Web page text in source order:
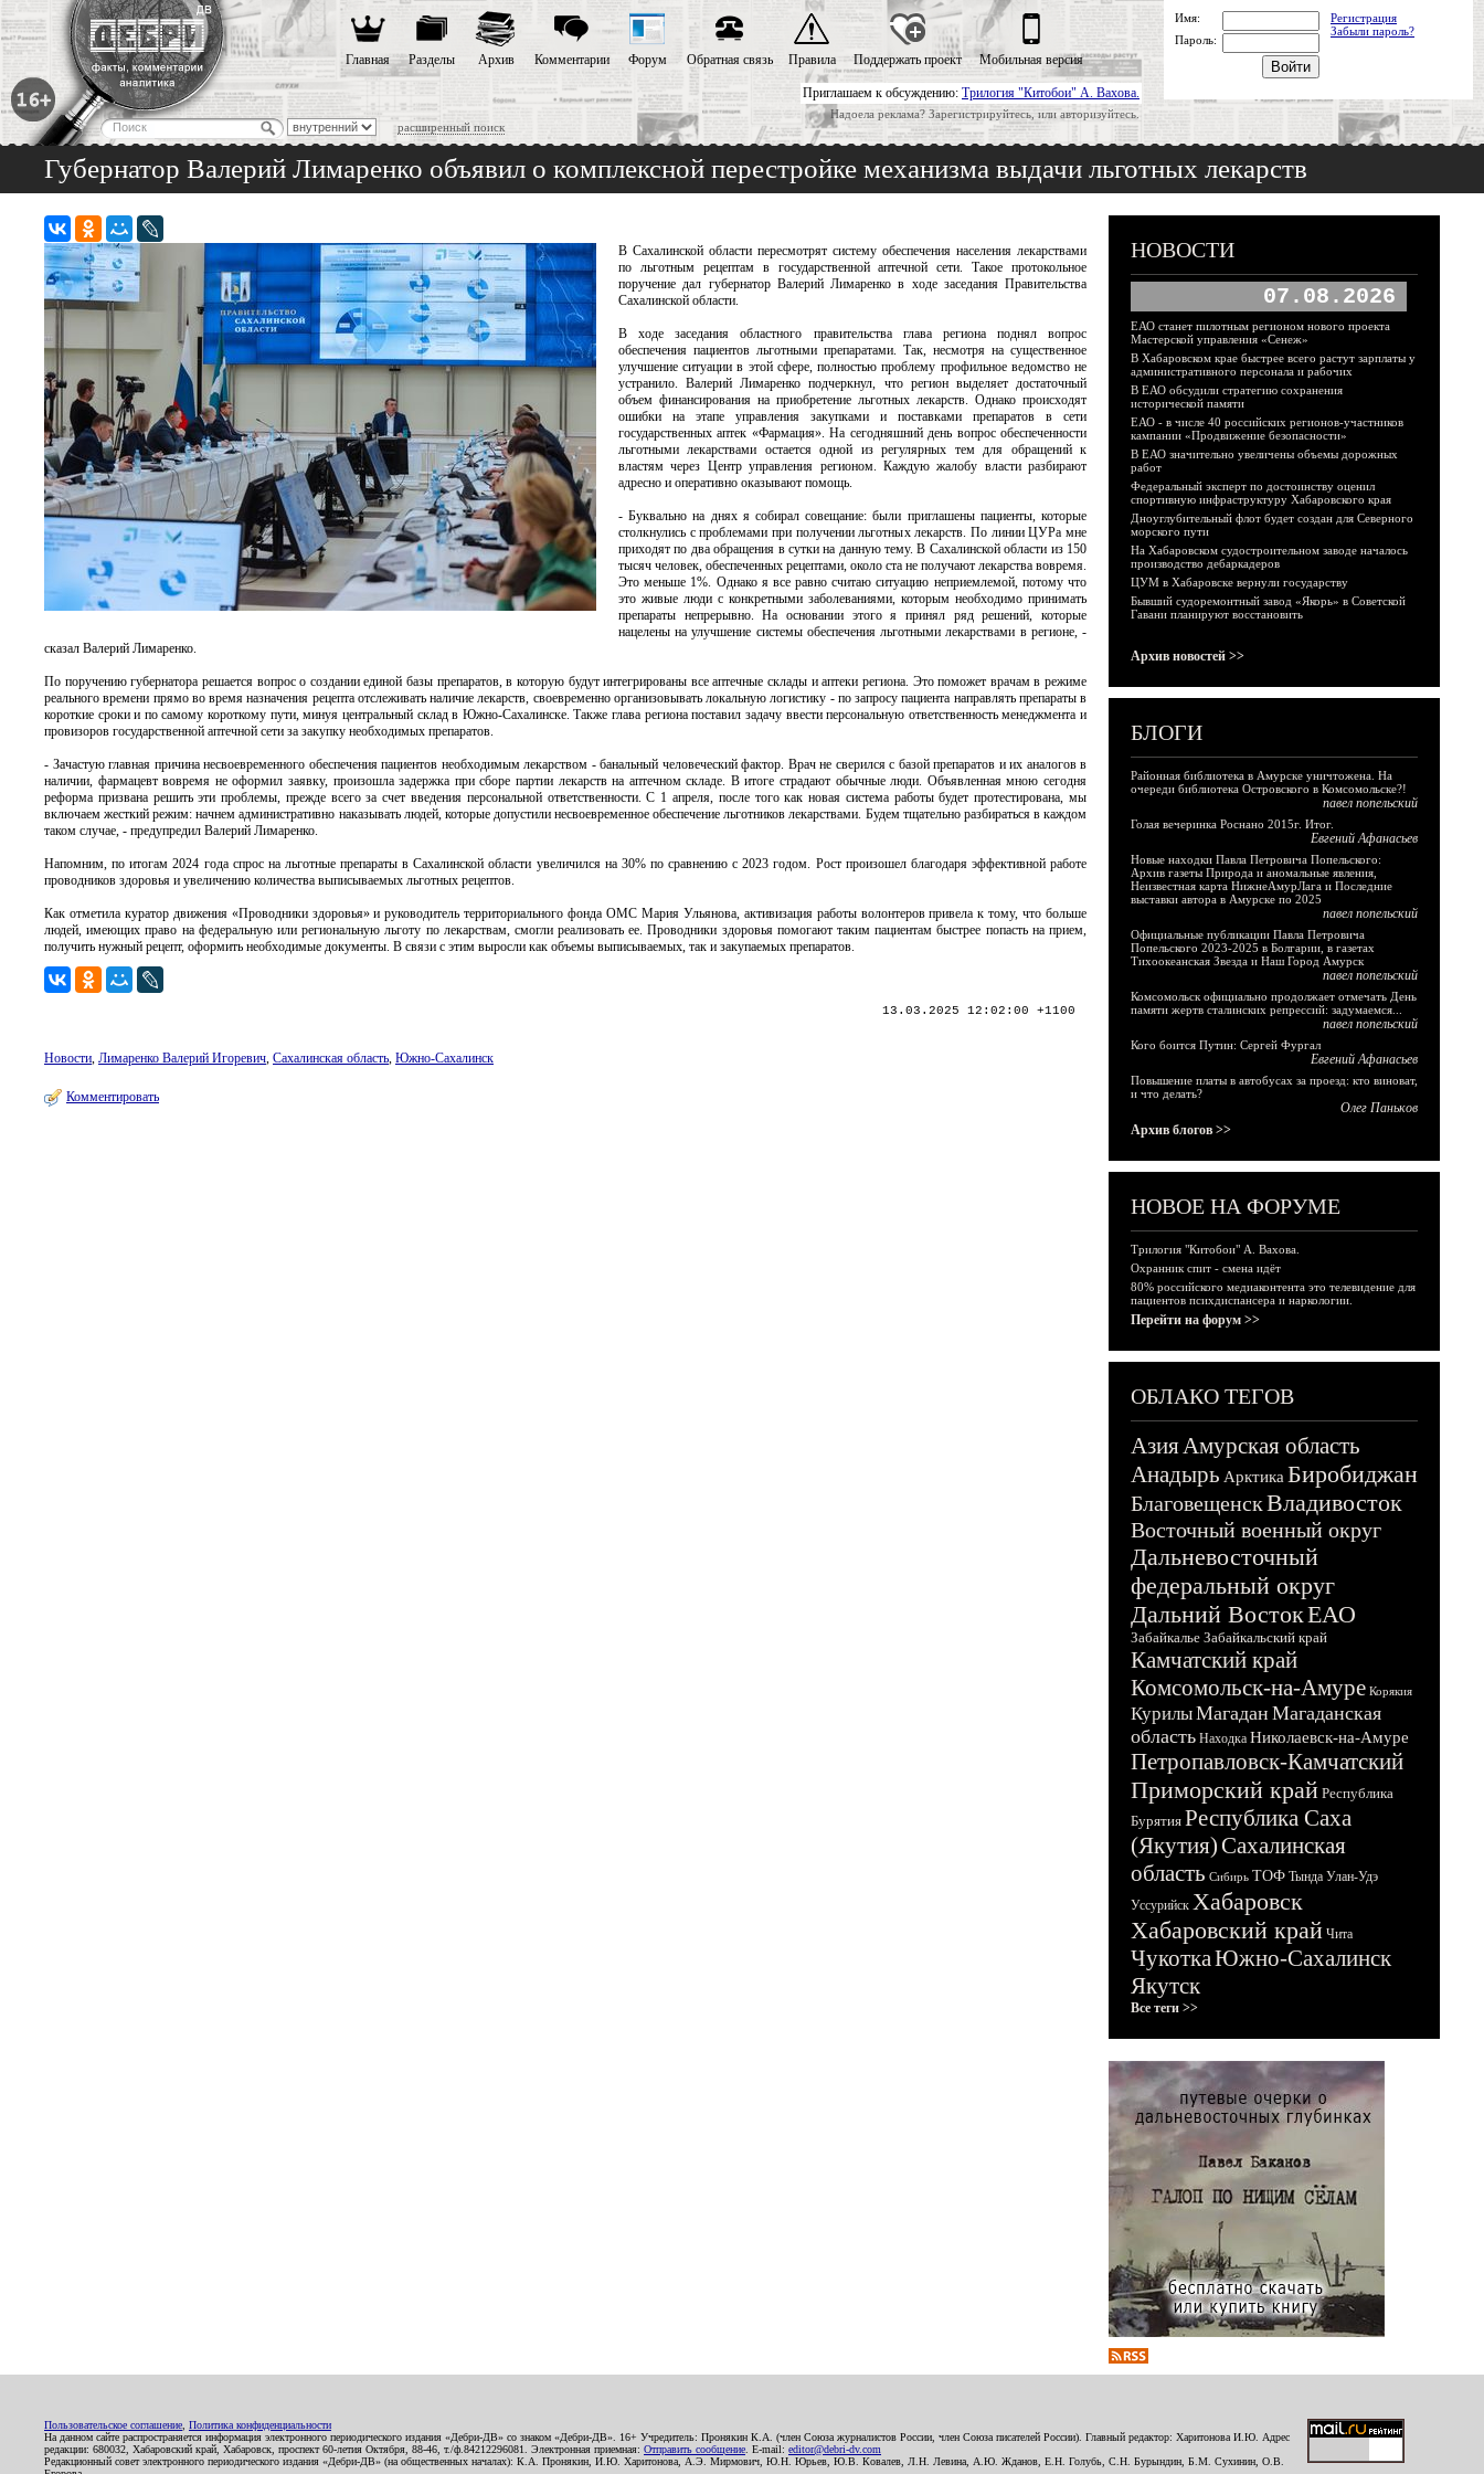
Приглашаем к обсуждению: Трилогия "Китобои" А. Вахова.
Надоела реклама? Зарегистрируйтесь, или авторизуйтесь.
расширенный поиск
Главная Разделы Архив Комментарии Форум Обратная связь Правила Поддержать проект Мобильная версия
Имя:
Регистрация
Забыли пароль?
Пароль:
Губернатор Валерий Лимаренко объявил о комплексной перестройке механизма выдачи льготных лекарств
В Сахалинской области пересмотрят систему обеспечения населения лекарствами
по льготным рецептам в государственной аптечной сети. Такое протокольное
поручение дал губернатор Валерий Лимаренко в ходе заседания Правительства
Сахалинской области.
В ходе заседания областного правительства глава региона поднял вопрос
обеспечения пациентов льготными препаратами. Так, несмотря на существенное
улучшение ситуации в этой сфере, полностью проблему профильное ведомство не
устранило. Валерий Лимаренко подчеркнул, что регион выделяет достаточный
объем финансирования на приобретение льготных лекарств. Однако происходят
ошибки на этапе управления закупками и поставками препаратов в сети
государственных аптек «Фармация». На сегодняшний день вопрос обеспеченности
льготными лекарствами остается одной из регулярных тем для обращений к
властям через Центр управления регионом. Каждую жалобу власти разбирают
адресно и оперативно оказывают помощь.
- Буквально на днях я собирал совещание: были приглашены пациенты, которые
столкнулись с проблемами при получении льготных лекарств. По линии ЦУРа мне
приходят по два обращения в сутки на данную тему. В Сахалинской области из 150
тысяч человек, обеспеченных рецептами, около ста не получают лекарства вовремя.
Это меньше 1%. Однако я все равно считаю ситуацию неприемлемой, потому что
это живые люди с конкретными заболеваниями, которым необходимо принимать
препараты непрерывно. На основании этого я принял ряд решений, которые
нацелены на улучшение системы обеспечения льготными лекарствами в регионе, -
сказал Валерий Лимаренко.
По поручению губернатора решается вопрос о создании единой базы препаратов, в которую будут интегрированы все аптечные склады и аптеки региона. Это поможет врачам в режиме
реального времени прямо во время назначения рецепта отслеживать наличие лекарств, своевременно организовывать локальную логистику - по запросу пациента направлять препараты в
короткие сроки и по самому короткому пути, минуя центральный склад в Южно-Сахалинске. Также глава региона поставил задачу ввести персональную ответственность менеджмента и
провизоров государственной аптечной сети за закупку необходимых препаратов.
- Зачастую главная причина несвоевременного обеспечения пациентов необходимым лекарством - банальный человеческий фактор. Врач не сверился с базой препаратов и их аналогов в
наличии, фармацевт вовремя не оформил заявку, произошла задержка при сборе партии лекарств на аптечном складе. В итоге страдают обычные люди. Объявленная мною сегодня
реформа призвана решить эти проблемы, прежде всего за счет введения персональной ответственности. С 1 апреля, после того как новая система работы будет протестирована, мы
включаем жесткий режим: начнем административно наказывать людей, которые допустили несвоевременное обеспечение льготников лекарствами. Будем тщательно разбираться в каждом
таком случае, - предупредил Валерий Лимаренко.
Напомним, по итогам 2024 года спрос на льготные препараты в Сахалинской области увеличился на 30% по сравнению с 2023 годом. Рост произошел благодаря эффективной работе
проводников здоровья и увеличению количества выписываемых льготных рецептов.
Как отметила куратор движения «Проводники здоровья» и руководитель территориального фонда ОМС Мария Ульянова, активизация работы волонтеров привела к тому, что больше
людей, имеющих право на федеральную или региональную льготу по лекарствам, смогли реализовать ее. Проводники здоровья помогают таким пациентам быстрее попасть на прием,
получить нужный рецепт, оформить необходимые документы. В связи с этим выросли как объемы выписываемых, так и закупаемых препаратов.
13.03.2025 12:02:00 +1100
Новости, Лимаренко Валерий Игоревич, Сахалинская область, Южно-Сахалинск
Комментировать
НОВОСТИ
07.08.2026
ЕАО станет пилотным регионом нового проекта
Мастерской управления «Сенеж»
В Хабаровском крае быстрее всего растут зарплаты у
административного персонала и рабочих
В ЕАО обсудили стратегию сохранения
исторической памяти
ЕАО - в числе 40 российских регионов-участников
кампании «Продвижение безопасности»
В ЕАО значительно увеличены объемы дорожных
работ
Федеральный эксперт по достоинству оценил
спортивную инфраструктуру Хабаровского края
Дноуглубительный флот будет создан для Северного
морского пути
На Хабаровском судостроительном заводе началось
производство дебаркадеров
ЦУМ в Хабаровске вернули государству
Бывший судоремонтный завод «Якорь» в Советской
Гавани планируют восстановить
Архив новостей >>
БЛОГИ
Районная библиотека в Амурске уничтожена. На
очереди библиотека Островского в Комсомольске?!
павел попельский
Голая вечеринка Роснано 2015г. Итог.
Евгений Афанасьев
Новые находки Павла Петровича Попельского:
Архив газеты Природа и аномальные явления,
Неизвестная карта НижнеАмурЛага и Последние
выставки автора в Амурске по 2025
павел попельский
Официальные публикации Павла Петровича
Попельского 2023-2025 в Болгарии, в газетах
Тихоокеанская Звезда и Наш Город Амурск
павел попельский
Комсомольск официально продолжает отмечать День
памяти жертв сталинских репрессий: задумаемся...
павел попельский
Кого боится Путин: Сергей Фургал
Евгений Афанасьев
Повышение платы в автобусах за проезд: кто виноват,
и что делать?
Олег Паньков
Архив блогов >>
НОВОЕ НА ФОРУМЕ
Трилогия "Китобои" А. Вахова.
Охранник спит - смена идёт
80% российского медиаконтента это телевидение для
пациентов психдиспансера и наркологии.
Перейти на форум >>
ОБЛАКО ТЕГОВ
АзияАмурская область
Анадырь Арктика Биробиджан
БлаговещенскВладивосток
Восточный военный округ
Дальневосточный
федеральный округ
Дальний ВостокЕАО
Забайкалье Забайкальский край
Камчатский край
Комсомольск-на-Амуре Корякия
КурилыМагадан Магаданская
область Находка Николаевск-на-Амуре
Петропавловск-Камчатский
Приморский край Республика
Бурятия Республика Саха
(Якутия)Сахалинская
область Сибирь ТОФ Тында Улан-Удэ
Уссурийск Хабаровск
Хабаровский край Чита
ЧукоткаЮжно-Сахалинск
Якутск
Все теги >>
Пользовательское соглашение Политика конфиденциальности
На данном сайте распространяется информация электронного периодического издания «Дебри-ДВ» со знаком «Дебри-ДВ». 16+ Учредитель: Пронякин К.А. (член Союза журналистов России, член Союза писателей России). Главный редактор: Харитонова И.Ю. Адрес
редакции: 680032, Хабаровский край, Хабаровск, проспект 60-летия Октября, 88-46, т./ф.84212296081. Электронная приемная: Отправить сообщение . E-mail: editor@debri-dv.com
Редакционный совет электронного периодического издания «Дебри-ДВ» (на общественных началах): К.А. Пронякин, И.Ю. Харитонова, А.Э. Мирмович, Ю.Н. Юрьев, Ю.В. Ковалев, Л.Н. Левина, А.Ю. Жданов, Е.Н. Голубь, С.Н. Бурындин, Б.М. Сухинин, О.В.